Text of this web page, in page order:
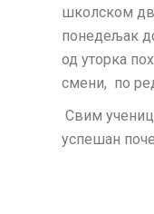
школском
понедељак
од уторка
смени, по
Свим
успешан